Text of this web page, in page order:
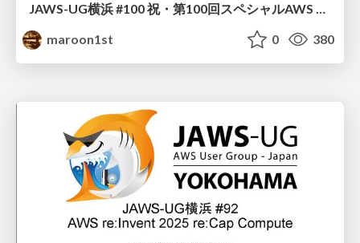
JAWS-UG横浜 #100 祝・第100回スペシャル AWS は VPC レスの時代へ
maroon1st
0 380